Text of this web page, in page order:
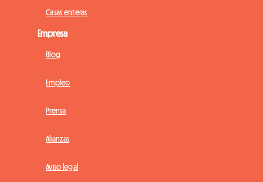
Casas enteras
Empresa
Blog
Empleo
Prensa
Alianzas
Aviso legal